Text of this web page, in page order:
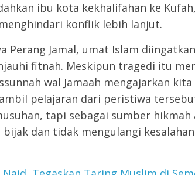
ibu kota kekhalifahan ke
konflik lebih lanjut.
Perang Jamal, umat Islam
fitnah. Meskipun tragedi itu
wal Jamaah mengajarkan
pelajaran dari peristiwa
tapi sebagai sumber hikmah
dan tidak mengulangi